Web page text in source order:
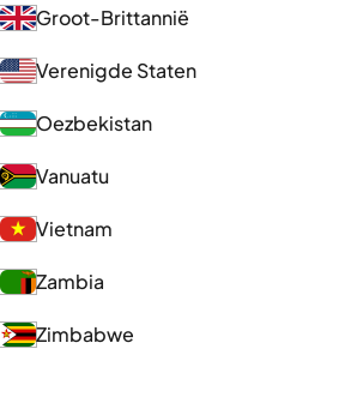
Groot-Brittannië
Verenigde Staten
Oezbekistan
Vanuatu
Vietnam
Zambia
Zimbabwe